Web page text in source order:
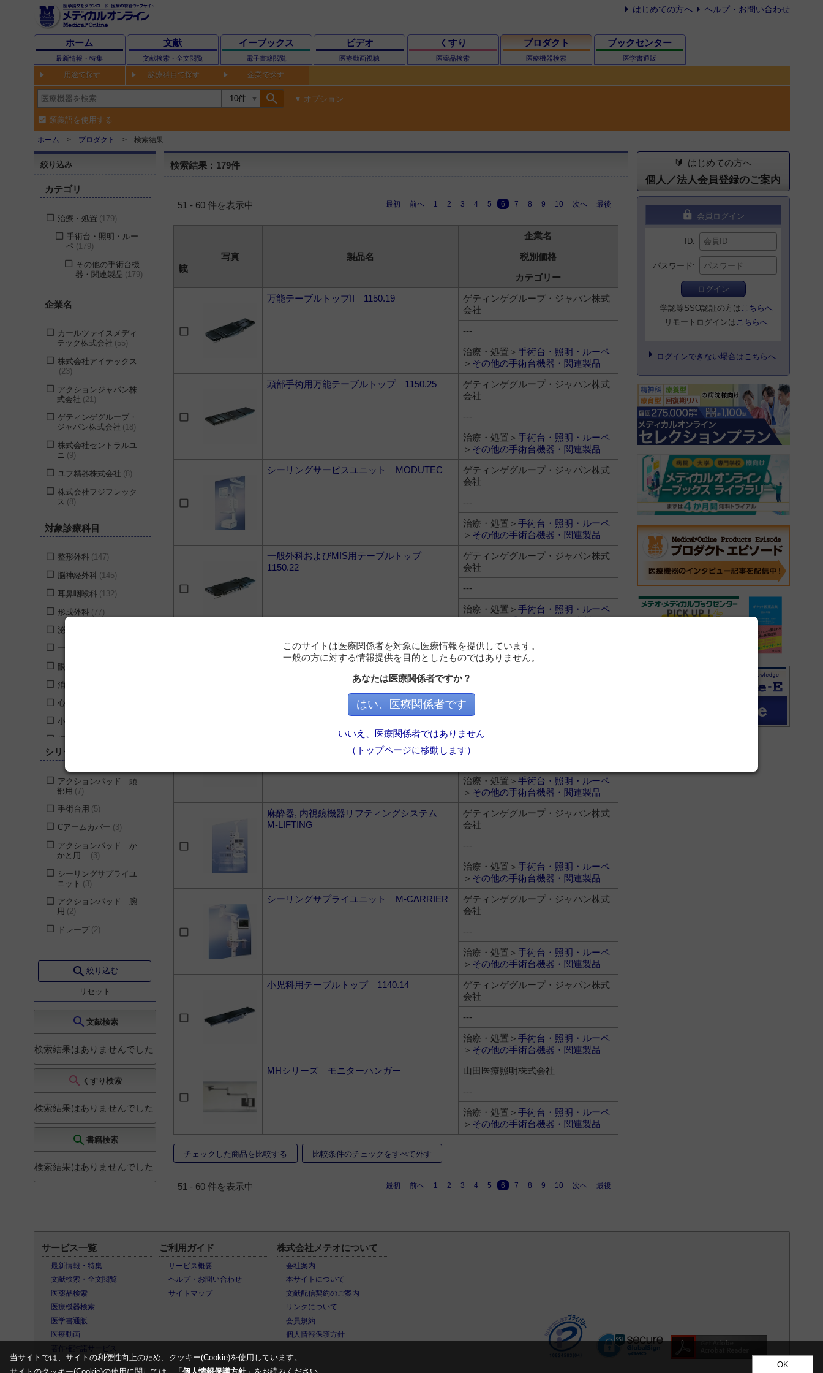
はじめての方へ ヘルプ・お問い合わせ
ホーム
最新情報・特集
文献
文献検索・全文閲覧
イーブックス
電子書籍閲覧
ビデオ
医療動画視聴
くすり
医薬品検索
プロダクト
医療機器検索
ブックセンター
医学書通販
用途で探す 診療科目で探す 企業で探す
search オプション
類義語を使用する
ホーム プロダクト 検索結果
絞り込み
カテゴリ
治療・処置 179
手術台・照明・ルー
ペ 179
その他の手術台機
器・関連製品 179
企業名
カールツァイスメディ
テック株式会社 55
株式会社アイテックス
23
アクションジャパン株
式会社 21
ゲティンゲグループ・
ジャパン株式会社 18
株式会社セントラルユ
ニ 9
ユフ精器株式会社 8
株式会社フジフレック
ス
8
メドライン・ジャパン
式会社 4
タカラベルモント株式
Arthrex Japan合同会社
3
山田医療照明株式会社
ク
株式会社NEXUS-Arc
タカノ株式会社
株式会社ニチイ学館
ステリスジャパン株式
会社 1
ウェルチ・アレン・ジ
対象診療科目
整形外科 147
脳神経外科 145
耳鼻咽喉科 132
形成外科 77
泌尿器科
一般外科
眼科
消化器外科
心臓血管外科
小児外科
婦人科
歯科・口腔外科
救急医学科 67
呼吸器外科
乳腺・内分泌外科
産科 65
気管食道科
59
美容外科
その他（教育・介護・
獣医関係）
小児科 35
麻酔科 27
消化器内科 16
スポーツ医学 15
科 14
血液内科
14
精神・神経科 14
一般内科 13
神経内科 5
リハビリテーション科
4
特定の診療科に属さな
い
3
漢方医学
シリーズ
アクションパッド 頭
部用 7
手術台用 5
Cアームカバー 3
アクションパッド か
かと用
3
シーリングサプライユ
ニット
3
アクションパッド 腕
用
2
ドレープ 2
search 絞り込む
リセット
search 文献検索
検索結果はありませんでした
search くすり検索
検索結果はありませんでした
search 書籍検索
検索結果はありませんでした
検索結果：179件
51 - 60 件を表示中 最初 前へ 1 2 3 4 5 6 7 8 9 10 次へ 最後
写真 製品名
企業名
税別価格
カテゴリー
万能テーブルトップII 1150.19
ゲティンゲグループ・ジャパン株式
会社
---
治療・処置＞ 手術台・照明・ルーペ
＞ その他の手術台機器・関連製品
頭部手術用万能テーブルトップ 1150.25
ゲティンゲグループ・ジャパン株式
会社
---
治療・処置＞ 手術台・照明・ルーペ
＞ その他の手術台機器・関連製品
シーリングサービスユニット MODUTEC
ゲティンゲグループ・ジャパン株式
会社
---
治療・処置＞ 手術台・照明・ルーペ
＞ その他の手術台機器・関連製品
一般外科およびMIS用テーブルトップ
1150.22
ゲティンゲグループ・ジャパン株式
会社
---
治療・処置＞ 手術台・照明・ルーペ
泌尿器科・整形外科および血管手術用テーブ
ルトップ 1150.23
ゲティンゲグループ・ジャパン株式
会社
---
治療・処置＞
血管外科・インターベンション・整形外科お
よび外傷外科用テーブルトップ 1150.16
会社
治療・処置＞ 手術台・照明・ルーペ
＞ その他の手術台機器・関連製品
麻酔器, 内視鏡機器リフティングシステム
M-LIFTING
ゲティンゲグループ・ジャパン株式
会社
---
治療・処置＞ 手術台・照明・ルーペ
＞ その他の手術台機器・関連製品
シーリングサプライユニット M-CARRIER
ゲティンゲグループ・ジャパン株式
会社
---
治療・処置＞ 手術台・照明・ルーペ
＞ その他の手術台機器・関連製品
小児科用テーブルトップ 1140.14
ゲティンゲグループ・ジャパン株式
会社
---
治療・処置＞ 手術台・照明・ルーペ
＞ その他の手術台機器・関連製品
MHシリーズ モニターハンガー
山田医療照明株式会社
---
治療・処置＞ 手術台・照明・ルーペ
＞ その他の手術台機器・関連製品
チェックした商品を比較する 比較条件のチェックをすべて外す
51 - 60 件を表示中 最初 前へ 1 2 3 4 5 6 7 8 9 10 次へ 最後
はじめての方へ
個人／法人会員登録のご案内
lock 会員ログイン
ID
パスワード
ログイン
学認等SSO認証の方は こちらへ
リモートログインは こちらへ
ログインできない場合はこちらへ
サービス一覧
最新情報・特集
文献検索・全文閲覧
医薬品検索
医療機器検索
医学書通販
医療動画
著作権許諾サービス
ご利用ガイド
サービス概要
ヘルプ・お問い合わせ
サイトマップ
株式会社メテオについて
会社案内
本サイトについて
文献配信契約のご案内
リンクについて
会員規約
個人情報保護方針
このサイトは医療関係者を対象に医療情報を提供しています。
一般の方に対する情報提供を目的としたものではありません。
あなたは医療関係者ですか？
はい、医療関係者です
いいえ、医療関係者ではありません
（トップページに移動します）
当サイトでは、サイトの利便性向上のため、クッキー(Cookie)を使用しています。
OK